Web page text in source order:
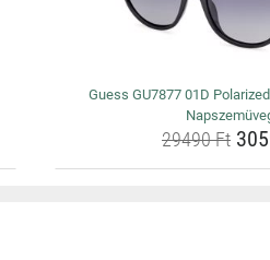
Guess GU7877 01D
29490 Ft